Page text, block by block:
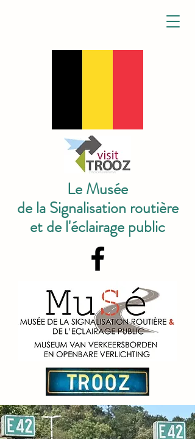
Le Musée
de la Signalisation routière
et de l'éclairage public